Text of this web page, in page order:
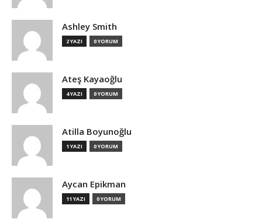
Ashley Smith
2 YAZI 0 YORUM
Ateş Kayaoğlu
4 YAZI 0 YORUM
Atilla Boyunoğlu
1 YAZI 0 YORUM
Aycan Epikman
11 YAZI 0 YORUM